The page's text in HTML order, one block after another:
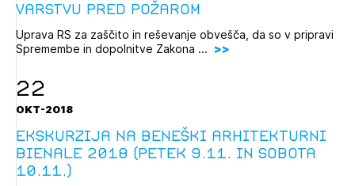
Izbrana vsebina je namenjena le ZAPS
registriranim uporabnikom. Da lahko do nje
varstvu pred požarom
Uprava RS za zaščito in reševanje obvešča, da so v pripravi
Spremembe in dopolnitve Zakona ...
22
OKT-2018
Ekskurzija na Beneški arhitekturni
bienale 2018 (petek 9.11. in sobota
10.11.)